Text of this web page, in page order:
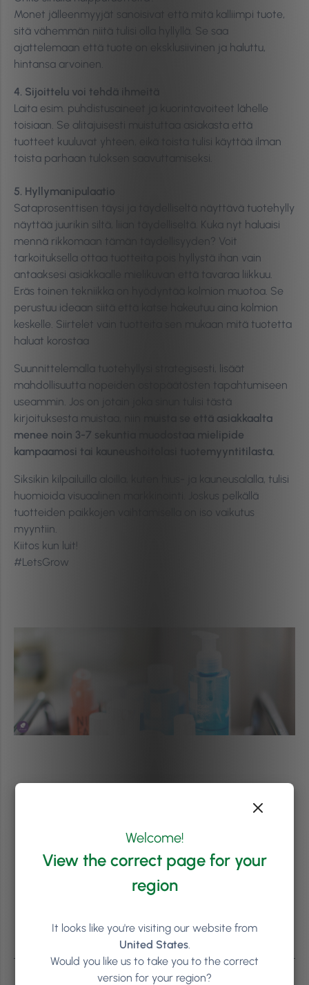
Monet jälleenmyyjät sanoisivat että mitä kalliimpi tuote,
sitä vähemmän niitä tulisi olla hyllyllä. Se saa
ajattelemaan että tuote on eksklusiivinen ja haluttu,
hintansa arvoinen.
​4. Sijoittelu voi tehdä ihmeitä
Laita esim. puhdistusaineet ja kuorintavoiteet lähelle
toisiaan. Se alitajuisesti muistuttaa asiakasta että
tuotteet kuuluvat yhteen, eikä toista tulisi käyttää ilman
toista parhaan tuloksen saavuttamiseksi.
5. Hyllymanipulaatio
Sataprosenttisen täysi ja täydelliseltä näyttävä tuotehylly
näyttää juurikin siltä, liian täydelliseltä. Kuka nyt haluaisi
mennä rikkomaan tämän täydellisyyden? Voit
tarkoituksella ottaa tuotteita pois hyllystä ihan vain
antaaksesi asiakkaalle mielikuvan että tavaraa liikkuu.
Eräs toinen tekniikka on hyödyntää kolmion muotoa. Se
perustuu ideaan siitä että katse hakeutuu aina kolmion
keskelle. Siirtelet vain tuotteita sen mukaan mitä tuotetta
haluat korostaa
Suunnittelemalla tuotehyllysi strategisesti, lisäät
mahdollisuutta nopeiden ostopäätösten tapahtumiseen
useammin. Jos on jotain joka sinun tulisi tästä
kirjoituksesta muistaa, niin
muista se että asiakkaalta
menee noin 3-7 sekuntia muodostaa mielipide
kampaamosi tai kauneushoitolasi tuotemyyntitilasta.
​Siksikin kilpailuilla aloilla, kuten hius- ja kauneusalalla, tulisi
huomioida visuaalinen markkinointi. Joskus pelkällä
tuotteiden paikkojen vaihtamisella on iso vaikutus
myyntiin.
Kiitos kun luit!
#LetsGrow
Welcome!
View the correct page for your
region
It looks like you're visiting our website from
United States.
Would you like us to take you to the correct
version for your region?